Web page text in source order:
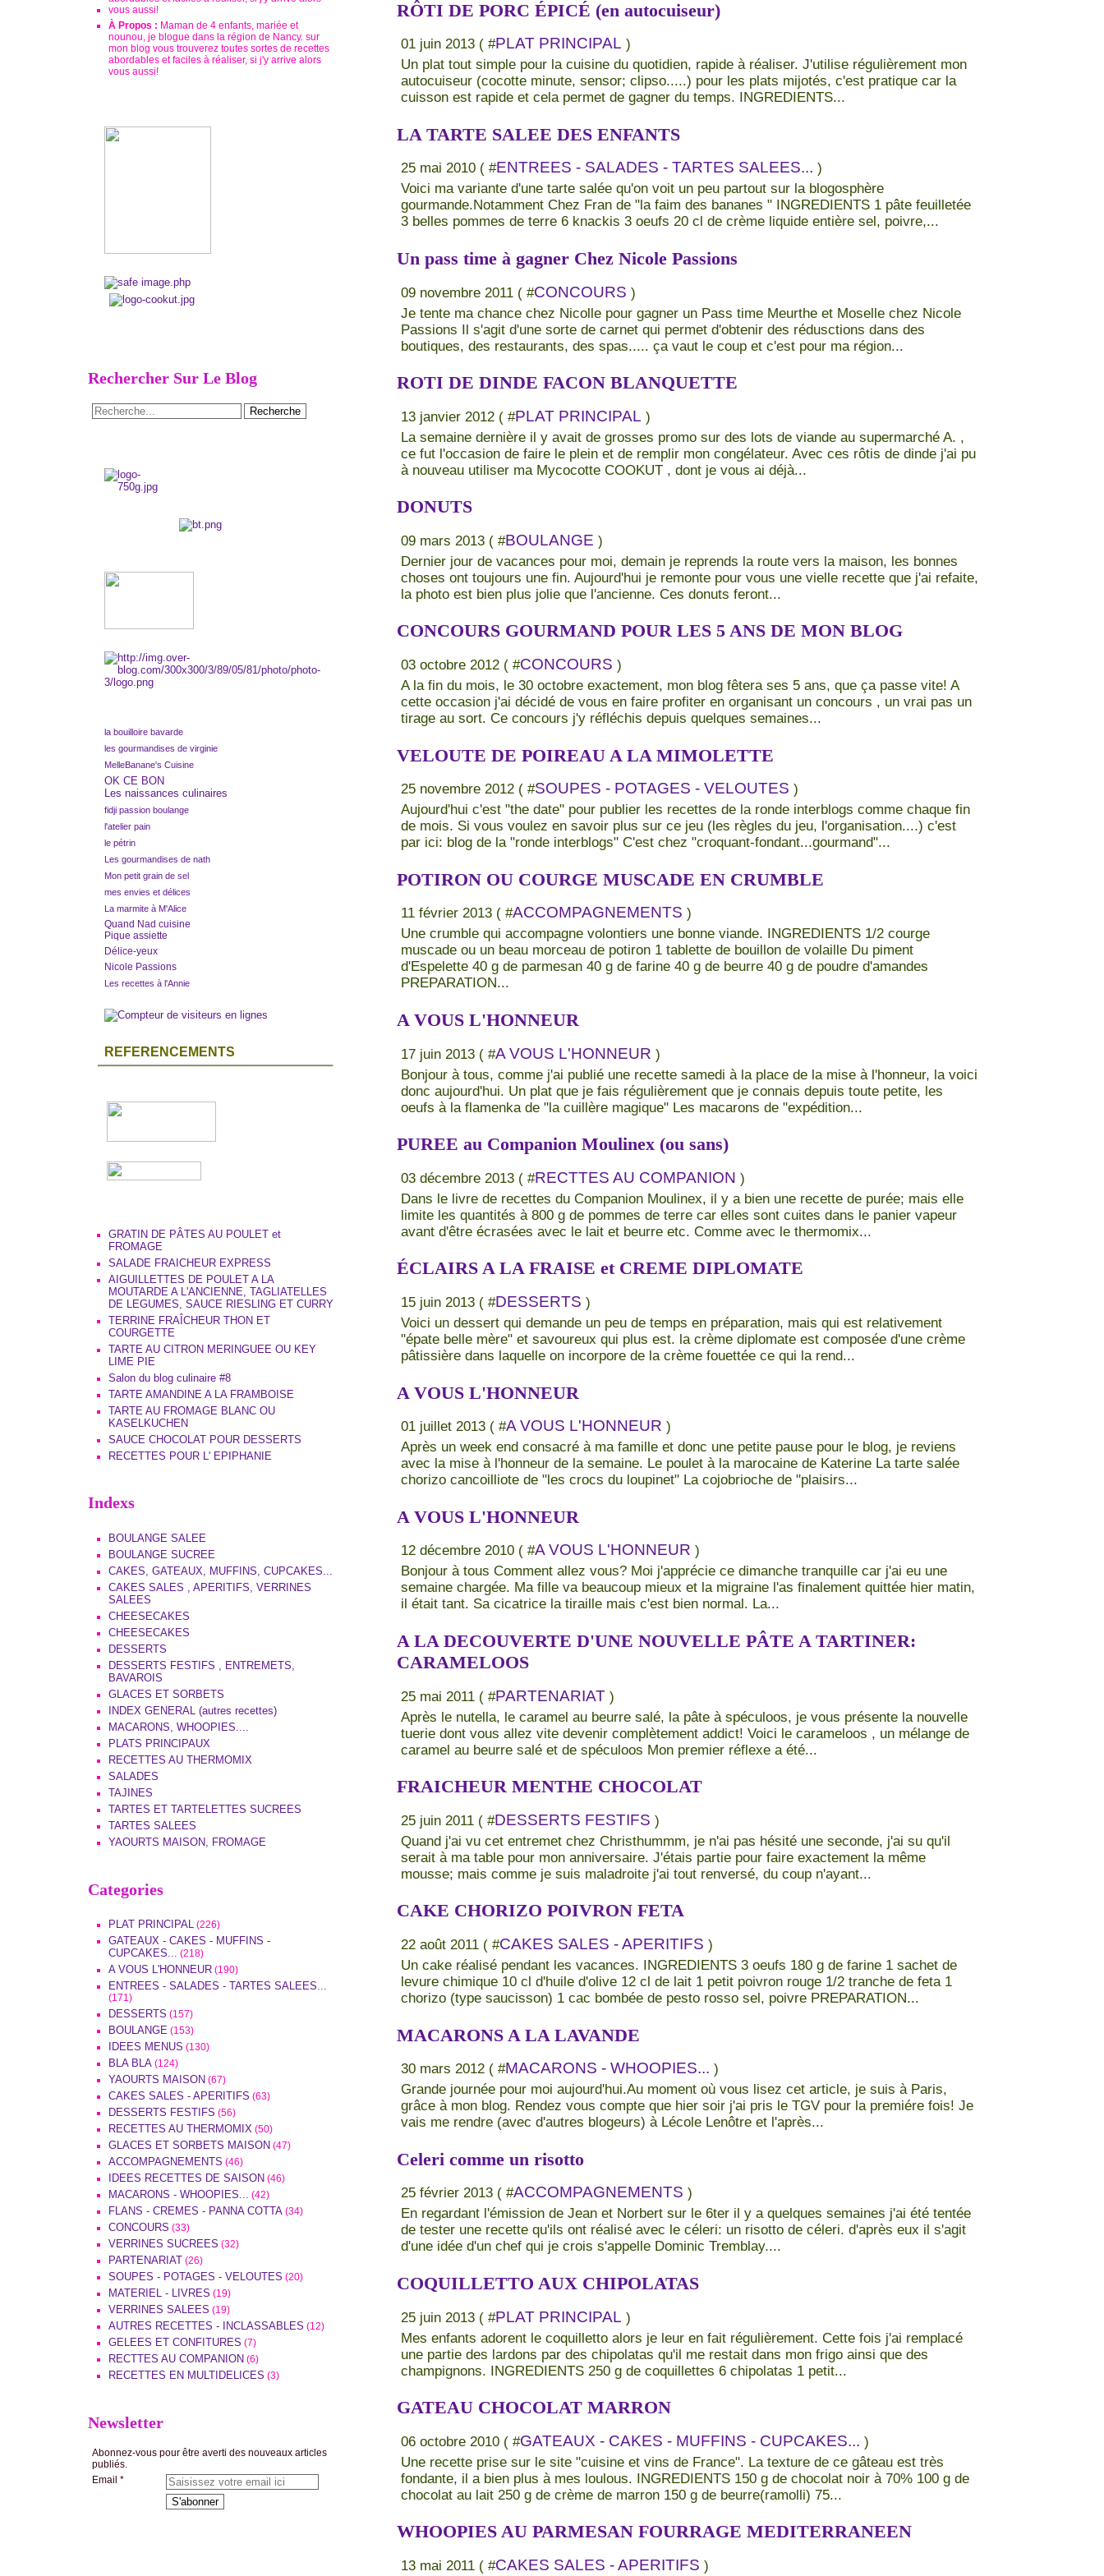
À Propos : Maman de 4 enfants, mariée et
nounou, je blogue dans la région de Nancy. sur
mon blog vous trouverez toutes sortes de recettes
abordables et faciles à réaliser, si j'y arrive alors
vous aussi!
Rechercher Sur Le Blog
la bouilloire bavarde
les gourmandises de virginie
MelleBanane's Cuisine
OK CE BON
Les naissances culinaires
fidji passion boulange
l'atelier pain
le pétrin
Les gourmandises de nath
Mon petit grain de sel
mes envies et délices
La marmite à M'Alice
Quand Nad cuisine
Pique assiette
Délice-yeux
Nicole Passions
Les recettes à l'Annie
REFERENCEMENTS
GRATIN DE PÂTES AU POULET et
FROMAGE
SALADE FRAICHEUR EXPRESS
AIGUILLETTES DE POULET A LA
MOUTARDE A L'ANCIENNE, TAGLIATELLES
DE LEGUMES, SAUCE RIESLING ET CURRY
TERRINE FRAÎCHEUR THON ET
COURGETTE
TARTE AU CITRON MERINGUEE OU KEY
LIME PIE
Salon du blog culinaire #8
TARTE AMANDINE A LA FRAMBOISE
TARTE AU FROMAGE BLANC OU
KASELKUCHEN
SAUCE CHOCOLAT POUR DESSERTS
RECETTES POUR L' EPIPHANIE
Indexs
BOULANGE SALEE
BOULANGE SUCREE
CAKES, GATEAUX, MUFFINS, CUPCAKES...
CAKES SALES , APERITIFS, VERRINES
SALEES
CHEESECAKES
CHEESECAKES
DESSERTS
DESSERTS FESTIFS , ENTREMETS,
BAVAROIS
GLACES ET SORBETS
INDEX GENERAL (autres recettes)
MACARONS, WHOOPIES....
PLATS PRINCIPAUX
RECETTES AU THERMOMIX
SALADES
TAJINES
TARTES ET TARTELETTES SUCREES
TARTES SALEES
YAOURTS MAISON, FROMAGE
Categories
PLAT PRINCIPAL (226)
GATEAUX - CAKES - MUFFINS -
CUPCAKES... (218)
A VOUS L'HONNEUR (190)
ENTREES - SALADES - TARTES SALEES...
(171)
DESSERTS (157)
BOULANGE (153)
IDEES MENUS (130)
BLA BLA (124)
YAOURTS MAISON (67)
CAKES SALES - APERITIFS (63)
DESSERTS FESTIFS (56)
RECETTES AU THERMOMIX (50)
GLACES ET SORBETS MAISON (47)
ACCOMPAGNEMENTS (46)
IDEES RECETTES DE SAISON (46)
MACARONS - WHOOPIES... (42)
FLANS - CREMES - PANNA COTTA (34)
CONCOURS (33)
VERRINES SUCREES (32)
PARTENARIAT (26)
SOUPES - POTAGES - VELOUTES (20)
MATERIEL - LIVRES (19)
VERRINES SALEES (19)
AUTRES RECETTES - INCLASSABLES (12)
GELEES ET CONFITURES (7)
RECTTES AU COMPANION (6)
RECETTES EN MULTIDELICES (3)
Newsletter
Abonnez-vous pour être averti des nouveaux articles
publiés.
Email
RÔTI DE PORC ÉPICÉ (en autocuiseur)
01 juin 2013 ( #PLAT PRINCIPAL )
Un plat tout simple pour la cuisine du quotidien, rapide à réaliser. J'utilise régulièrement mon
autocuiseur (cocotte minute, sensor; clipso.....) pour les plats mijotés, c'est pratique car la
cuisson est rapide et cela permet de gagner du temps. INGREDIENTS...
LA TARTE SALEE DES ENFANTS
25 mai 2010 ( #ENTREES - SALADES - TARTES SALEES... )
Voici ma variante d'une tarte salée qu'on voit un peu partout sur la blogosphère
gourmande.Notamment Chez Fran de "la faim des bananes " INGREDIENTS 1 pâte feuilletée
3 belles pommes de terre 6 knackis 3 oeufs 20 cl de crème liquide entière sel, poivre,...
Un pass time à gagner Chez Nicole Passions
09 novembre 2011 ( #CONCOURS )
Je tente ma chance chez Nicolle pour gagner un Pass time Meurthe et Moselle chez Nicole
Passions Il s'agit d'une sorte de carnet qui permet d'obtenir des rédusctions dans des
boutiques, des restaurants, des spas..... ça vaut le coup et c'est pour ma région...
ROTI DE DINDE FACON BLANQUETTE
13 janvier 2012 ( #PLAT PRINCIPAL )
La semaine dernière il y avait de grosses promo sur des lots de viande au supermarché A. ,
ce fut l'occasion de faire le plein et de remplir mon congélateur. Avec ces rôtis de dinde j'ai pu
à nouveau utiliser ma Mycocotte COOKUT , dont je vous ai déjà...
DONUTS
09 mars 2013 ( #BOULANGE )
Dernier jour de vacances pour moi, demain je reprends la route vers la maison, les bonnes
choses ont toujours une fin. Aujourd'hui je remonte pour vous une vielle recette que j'ai refaite,
la photo est bien plus jolie que l'ancienne. Ces donuts feront...
CONCOURS GOURMAND POUR LES 5 ANS DE MON BLOG
03 octobre 2012 ( #CONCOURS )
A la fin du mois, le 30 octobre exactement, mon blog fêtera ses 5 ans, que ça passe vite! A
cette occasion j'ai décidé de vous en faire profiter en organisant un concours , un vrai pas un
tirage au sort. Ce concours j'y réfléchis depuis quelques semaines...
VELOUTE DE POIREAU A LA MIMOLETTE
25 novembre 2012 ( #SOUPES - POTAGES - VELOUTES )
Aujourd'hui c'est "the date" pour publier les recettes de la ronde interblogs comme chaque fin
de mois. Si vous voulez en savoir plus sur ce jeu (les règles du jeu, l'organisation....) c'est
par ici: blog de la "ronde interblogs" C'est chez "croquant-fondant...gourmand"...
POTIRON OU COURGE MUSCADE EN CRUMBLE
11 février 2013 ( #ACCOMPAGNEMENTS )
Une crumble qui accompagne volontiers une bonne viande. INGREDIENTS 1/2 courge
muscade ou un beau morceau de potiron 1 tablette de bouillon de volaille Du piment
d'Espelette 40 g de parmesan 40 g de farine 40 g de beurre 40 g de poudre d'amandes
PREPARATION...
A VOUS L'HONNEUR
17 juin 2013 ( #A VOUS L'HONNEUR )
Bonjour à tous, comme j'ai publié une recette samedi à la place de la mise à l'honneur, la voici
donc aujourd'hui. Un plat que je fais régulièrement que je connais depuis toute petite, les
oeufs à la flamenka de "la cuillère magique" Les macarons de "expédition...
PUREE au Companion Moulinex (ou sans)
03 décembre 2013 ( #RECTTES AU COMPANION )
Dans le livre de recettes du Companion Moulinex, il y a bien une recette de purée; mais elle
limite les quantités à 800 g de pommes de terre car elles sont cuites dans le panier vapeur
avant d'être écrasées avec le lait et beurre etc. Comme avec le thermomix...
ÉCLAIRS A LA FRAISE et CREME DIPLOMATE
15 juin 2013 ( #DESSERTS )
Voici un dessert qui demande un peu de temps en préparation, mais qui est relativement
"épate belle mère" et savoureux qui plus est. la crème diplomate est composée d'une crème
pâtissière dans laquelle on incorpore de la crème fouettée ce qui la rend...
A VOUS L'HONNEUR
01 juillet 2013 ( #A VOUS L'HONNEUR )
Après un week end consacré à ma famille et donc une petite pause pour le blog, je reviens
avec la mise à l'honneur de la semaine. Le poulet à la marocaine de Katerine La tarte salée
chorizo cancoilliote de "les crocs du loupinet" La cojobrioche de "plaisirs...
A VOUS L'HONNEUR
12 décembre 2010 ( #A VOUS L'HONNEUR )
Bonjour à tous Comment allez vous? Moi j'apprécie ce dimanche tranquille car j'ai eu une
semaine chargée. Ma fille va beaucoup mieux et la migraine l'as finalement quittée hier matin,
il était tant. Sa cicatrice la tiraille mais c'est bien normal. La...
A LA DECOUVERTE D'UNE NOUVELLE PÂTE A TARTINER:
CARAMELOOS
25 mai 2011 ( #PARTENARIAT )
Après le nutella, le caramel au beurre salé, la pâte à spéculoos, je vous présente la nouvelle
tuerie dont vous allez vite devenir complètement addict! Voici le carameloos , un mélange de
caramel au beurre salé et de spéculoos Mon premier réflexe a été...
FRAICHEUR MENTHE CHOCOLAT
25 juin 2011 ( #DESSERTS FESTIFS )
Quand j'ai vu cet entremet chez Christhummm, je n'ai pas hésité une seconde, j'ai su qu'il
serait à ma table pour mon anniversaire. J'étais partie pour faire exactement la même
mousse; mais comme je suis maladroite j'ai tout renversé, du coup n'ayant...
CAKE CHORIZO POIVRON FETA
22 août 2011 ( #CAKES SALES - APERITIFS )
Un cake réalisé pendant les vacances. INGREDIENTS 3 oeufs 180 g de farine 1 sachet de
levure chimique 10 cl d'huile d'olive 12 cl de lait 1 petit poivron rouge 1/2 tranche de feta 1
chorizo (type saucisson) 1 cac bombée de pesto rosso sel, poivre PREPARATION...
MACARONS A LA LAVANDE
30 mars 2012 ( #MACARONS - WHOOPIES... )
Grande journée pour moi aujourd'hui.Au moment où vous lisez cet article, je suis à Paris,
grâce à mon blog. Rendez vous compte que hier soir j'ai pris le TGV pour la premiére fois! Je
vais me rendre (avec d'autres blogeurs) à Lécole Lenôtre et l'après...
Celeri comme un risotto
25 février 2013 ( #ACCOMPAGNEMENTS )
En regardant l'émission de Jean et Norbert sur le 6ter il y a quelques semaines j'ai été tentée
de tester une recette qu'ils ont réalisé avec le céleri: un risotto de céleri. d'après eux il s'agit
d'une idée d'un chef qui je crois s'appelle Dominic Tremblay....
COQUILLETTO AUX CHIPOLATAS
25 juin 2013 ( #PLAT PRINCIPAL )
Mes enfants adorent le coquilletto alors je leur en fait régulièrement. Cette fois j'ai remplacé
une partie des lardons par des chipolatas qu'il me restait dans mon frigo ainsi que des
champignons. INGREDIENTS 250 g de coquillettes 6 chipolatas 1 petit...
GATEAU CHOCOLAT MARRON
06 octobre 2010 ( #GATEAUX - CAKES - MUFFINS - CUPCAKES... )
Une recette prise sur le site "cuisine et vins de France". La texture de ce gâteau est très
fondante, il a bien plus à mes loulous. INGREDIENTS 150 g de chocolat noir à 70% 100 g de
chocolat au lait 250 g de crème de marron 150 g de beurre(ramolli) 75...
WHOOPIES AU PARMESAN FOURRAGE MEDITERRANEEN
13 mai 2011 ( #CAKES SALES - APERITIFS )